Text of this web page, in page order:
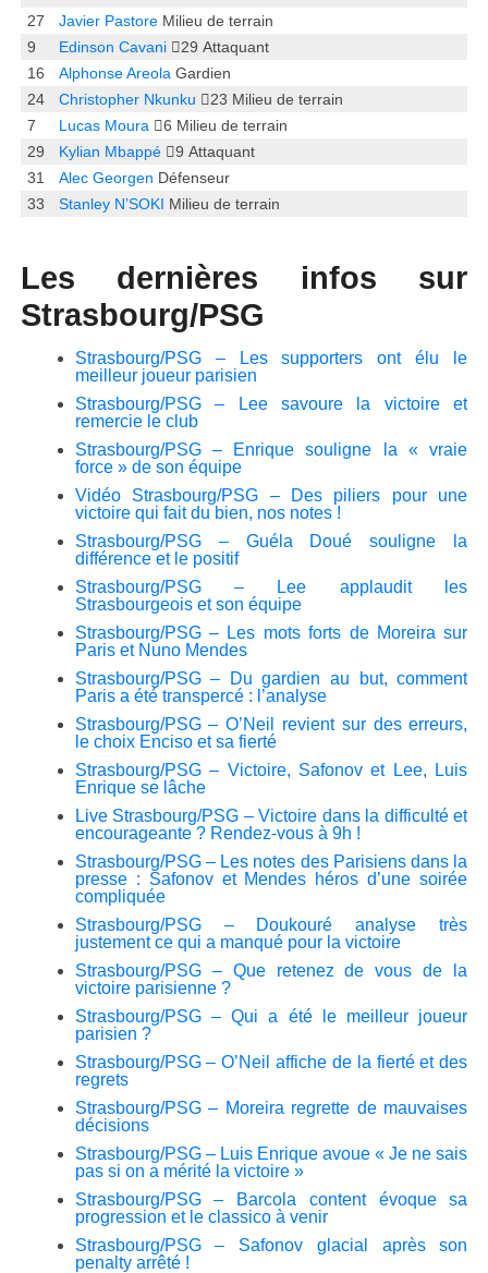
27
Javier Pastore Milieu de terrain
9
Edinson Cavani 29 Attaquant
16
Alphonse Areola Gardien
24
Christopher Nkunku 23 Milieu de terrain
7
Lucas Moura 6 Milieu de terrain
29
Kylian Mbappé 9 Attaquant
31
Alec Georgen Défenseur
33
Stanley N’SOKI Milieu de terrain
Les dernières infos sur
Strasbourg/PSG
Strasbourg/PSG – Les supporters ont élu le
meilleur joueur parisien
Strasbourg/PSG – Lee savoure la victoire et
remercie le club
Strasbourg/PSG – Enrique souligne la « vraie
force » de son équipe
Vidéo Strasbourg/PSG – Des piliers pour une
victoire qui fait du bien, nos notes !
Strasbourg/PSG – Guéla Doué souligne la
différence et le positif
Strasbourg/PSG – Lee applaudit les
Strasbourgeois et son équipe
Strasbourg/PSG – Les mots forts de Moreira sur
Paris et Nuno Mendes
Strasbourg/PSG – Du gardien au but, comment
Paris a été transpercé : l’analyse
Strasbourg/PSG – O’Neil revient sur des erreurs,
le choix Enciso et sa fierté
Strasbourg/PSG – Victoire, Safonov et Lee, Luis
Enrique se lâche
Live Strasbourg/PSG – Victoire dans la difficulté et
encourageante ? Rendez-vous à 9h !
Strasbourg/PSG – Les notes des Parisiens dans la
presse : Safonov et Mendes héros d’une soirée
compliquée
Strasbourg/PSG – Doukouré analyse très
justement ce qui a manqué pour la victoire
Strasbourg/PSG – Que retenez de vous de la
victoire parisienne ?
Strasbourg/PSG – Qui a été le meilleur joueur
parisien ?
Strasbourg/PSG – O’Neil affiche de la fierté et des
regrets
Strasbourg/PSG – Moreira regrette de mauvaises
décisions
Strasbourg/PSG – Luis Enrique avoue « Je ne sais
pas si on a mérité la victoire »
Strasbourg/PSG – Barcola content évoque sa
progression et le classico à venir
Strasbourg/PSG – Safonov glacial après son
penalty arrêté !